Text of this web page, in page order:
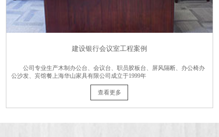
建设银行会议室工程案例
公司专业生产木制办公台、会议台、职员胶板台、屏风隔断、办公椅办
公沙发、宾馆餐上海华山家具有限公司成立于1999年
查看更多